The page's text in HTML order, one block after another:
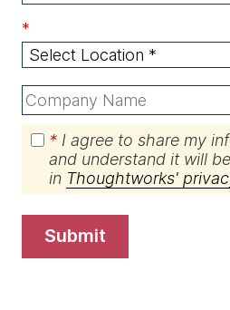
*
* I agree to share my
and understand it will
in Thoughtworks'
submit